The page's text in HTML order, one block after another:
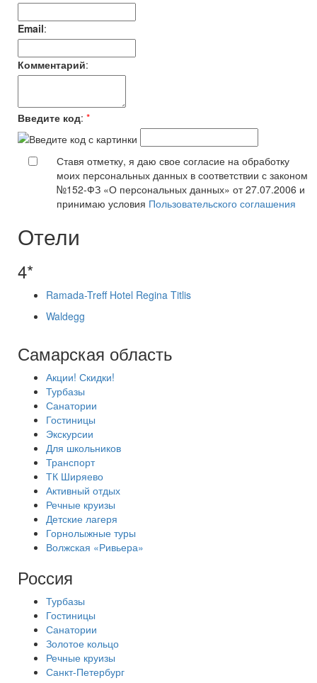
Email:
Комментарий:
Введите код: *
Ставя отметку, я даю свое согласие на обработку
моих персональных данных в соответствии с законом
№152-ФЗ «О персональных данных» от 27.07.2006 и
принимаю условия Пользовательского соглашения
Отели
4*
Ramada-Treff Hotel Regina Titlis
Waldegg
Самарская область
Акции! Скидки!
Турбазы
Санатории
Гостиницы
Экскурсии
Для школьников
Транспорт
ТК Ширяево
Активный отдых
Речные круизы
Детские лагеря
Горнолыжные туры
Волжская «Ривьера»
Россия
Турбазы
Гостиницы
Санатории
Золотое кольцо
Речные круизы
Санкт-Петербург